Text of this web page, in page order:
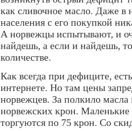
как сливочное масло. Даже в
населения с его покупкой
А норвежцы испытывают, и
найдешь, а если и найдешь,
количестве.
Как всегда при дефиците,
интернете. Но там цены
норвежцев. За полкило
норвежских крон.
торгуются по 75 крон. Со